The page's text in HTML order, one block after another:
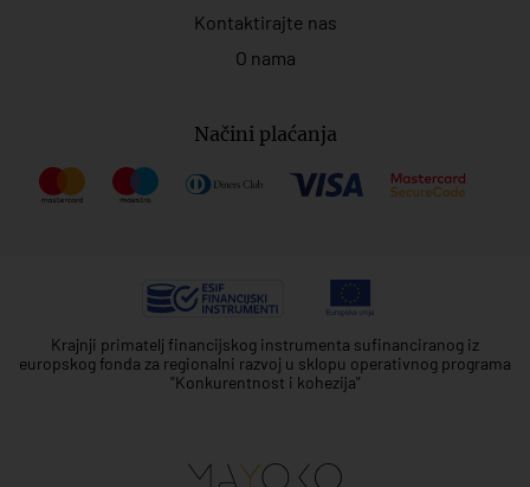
Kontaktirajte nas
O nama
Načini plaćanja
Krajnji primatelj financijskog instrumenta sufinanciranog iz
europskog fonda za regionalni razvoj u sklopu operativnog programa
"Konkurentnost i kohezija"